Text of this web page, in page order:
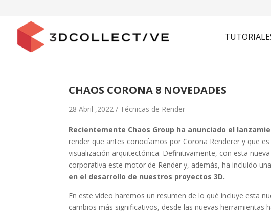
CHAOS CORONA 8 NOVEDADES
28 Abril ,2022 / Técnicas de Render
Recientemente Chaos Group ha anunciado el
render que antes conocíamos por Corona Renderer y que
visualización arquitectónica. Definitivamente, con esta
corporativa este motor de Render y, además, ha incluido
en el desarrollo de nuestros proyectos 3D.
En este video haremos un resumen de lo qué incluye esta
cambios más significativos, desde las nuevas herramientas